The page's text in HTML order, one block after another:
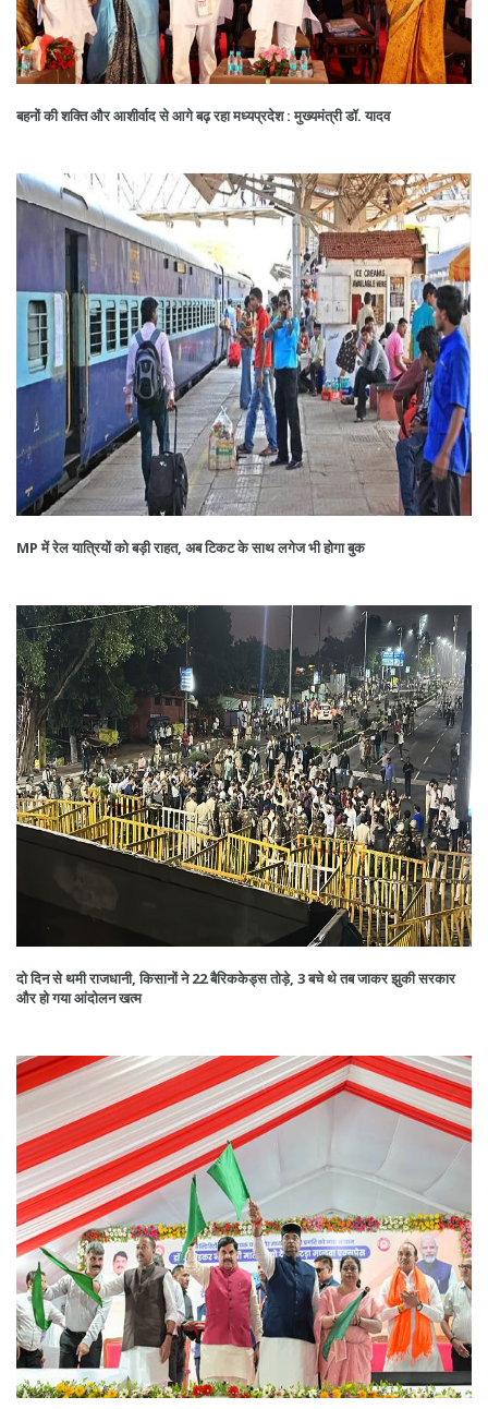
बहनों की शक्ति और आशीर्वाद से आगे बढ़ रहा मध्यप्रदेश : मुख्यमंत्री डॉ. यादव
MP में रेल यात्रियों को बड़ी राहत, अब टिकट के साथ लगेज भी होगा बुक
दो दिन से थमी राजधानी, किसानों ने 22 बैरिककेड्स तोड़े, 3 बचे थे तब जाकर झुकी सरकार
और हो गया आंदोलन खत्म